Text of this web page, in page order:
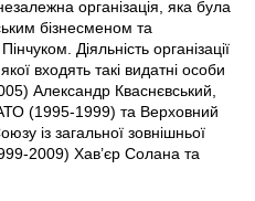
організація, яка була
бізнесменом та
Діяльність організації
входять такі видатні особи
Александр Кваснєвський,
(1995-1999) та Верховний
із загальної зовнішньої
2009) Хав’єр Солана та